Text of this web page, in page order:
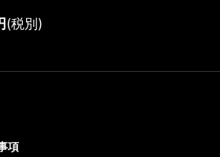
(税別)
項